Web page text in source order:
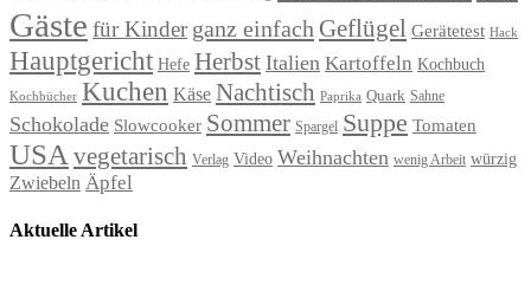
Gäste für Kinder ganz einfach Geflügel Gerätetest Hack
Hauptgericht Hefe Herbst Italien Kartoffeln Kochbuch
Kochbücher Kuchen Käse Nachtisch Paprika Quark Sahne
Schokolade Slowcooker Sommer Spargel Suppe Tomaten
USA vegetarisch Verlag Video Weihnachten wenig Arbeit würzig
Zwiebeln Äpfel
Aktuelle Artikel